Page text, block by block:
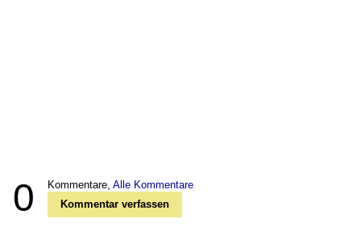
0 Kommentare, Alle Kommentare
Kommentar verfassen